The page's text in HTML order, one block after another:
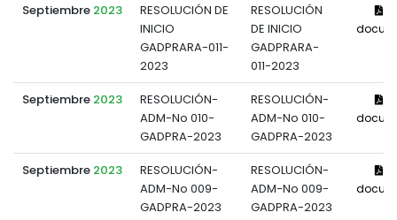
Septiembre 2023
RESOLUCIÓN DE
INICIO
GADPRARA-011-
2023
RESOLUCIÓN
DE INICIO
GADPRARA-
011-2023
Septiembre 2023
RESOLUCIÓN-
ADM-No 010-
GADPRA-2023
RESOLUCIÓN-
ADM-No 010-
GADPRA-2023
Septiembre 2023
RESOLUCIÓN-
ADM-No 009-
GADPRA-2023
RESOLUCIÓN-
ADM-No 009-
GADPRA-2023